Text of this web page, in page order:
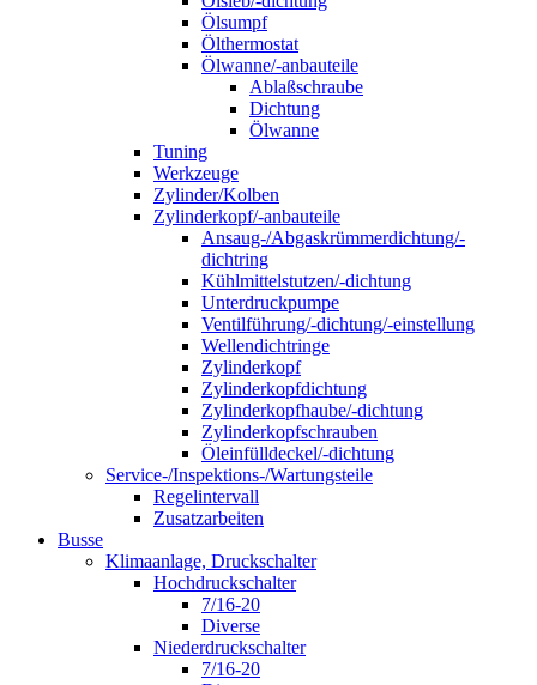
Ölsumpf
Ölthermostat
Ölwanne/-anbauteile
Ablaßschraube
Dichtung
Ölwanne
Tuning
Werkzeuge
Zylinder/Kolben
Zylinderkopf/-anbauteile
Ansaug-/Abgaskrümmerdichtung/-
dichtring
Kühlmittelstutzen/-dichtung
Unterdruckpumpe
Ventilführung/-dichtung/-einstellung
Wellendichtringe
Zylinderkopf
Zylinderkopfdichtung
Zylinderkopfhaube/-dichtung
Zylinderkopfschrauben
Öleinfülldeckel/-dichtung
Service-/Inspektions-/Wartungsteile
Regelintervall
Zusatzarbeiten
Busse
Klimaanlage, Druckschalter
Hochdruckschalter
7/16-20
Diverse
Niederdruckschalter
7/16-20